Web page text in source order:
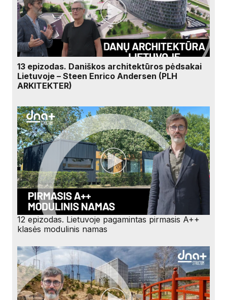
13 epizodas. Daniškos architektūros pėdsakai
Lietuvoje – Steen Enrico Andersen (PLH
ARKITEKTER)
12 epizodas. Lietuvoje pagamintas pirmasis A++
klasės modulinis namas